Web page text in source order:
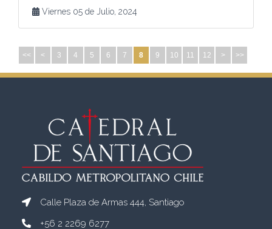
Viernes 05 de Julio, 2024
<< < 3 4 5 6 7 8 9 10 11 12 > >>
Calle Plaza de Armas 444, Santiago
+56 2 2269 6277